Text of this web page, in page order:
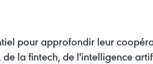
pour approfondir leur
la fintech, de l'intelligence